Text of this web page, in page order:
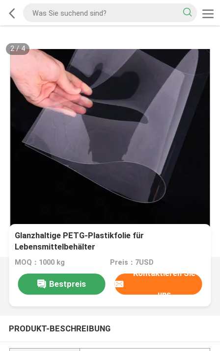
2/4
Glanzhaltige PETG-Plastikfolie für
Lebensmittelbehälter
MOQ：1000 kg Preis：7USD
Bestpreis
Kontaktieren Sie
uns
PRODUKT-BESCHREIBUNG